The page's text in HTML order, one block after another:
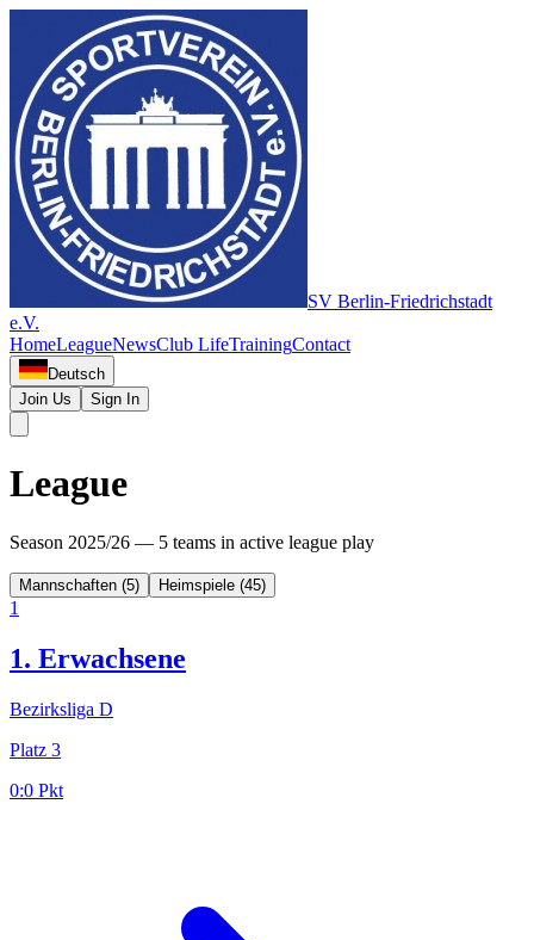
SV Berlin-Friedrichstadt
e.V.
HomeLeagueNewsClub LifeTrainingContact
Deutsch
Join Us
Sign In
League
Season 2025/26 — 5 teams in active league play
Mannschaften (5) Heimspiele (45)
1
1. Erwachsene
Bezirksliga D
Platz 3
0:0 Pkt